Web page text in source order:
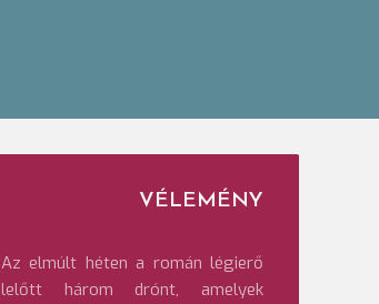
VÉLEMÉNY
Az elmúlt héten a román légierő
lelőtt három drónt, amelyek